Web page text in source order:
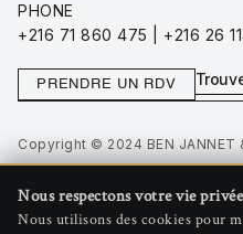
Nous respectons votre vie privée
Nous utilisons des cookies pour
PHONE
+216 71 860 475 | +216 26
PRENDRE UN RDV
Copyright © 2024 BEN JANNET
Terms of Use
Gérer les cookies